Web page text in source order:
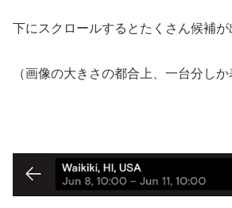
下にスクロールするとたくさん候補が
（画像の大きさの都合上、一台分しか